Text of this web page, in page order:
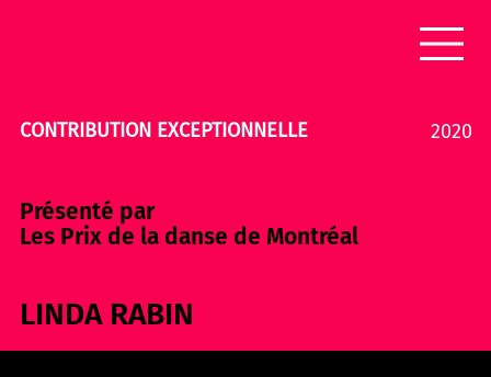
CONTRIBUTION EXCEPTIONNELLE
Présenté par
Les Prix de la danse de Montréal
LINDA RABIN
2020